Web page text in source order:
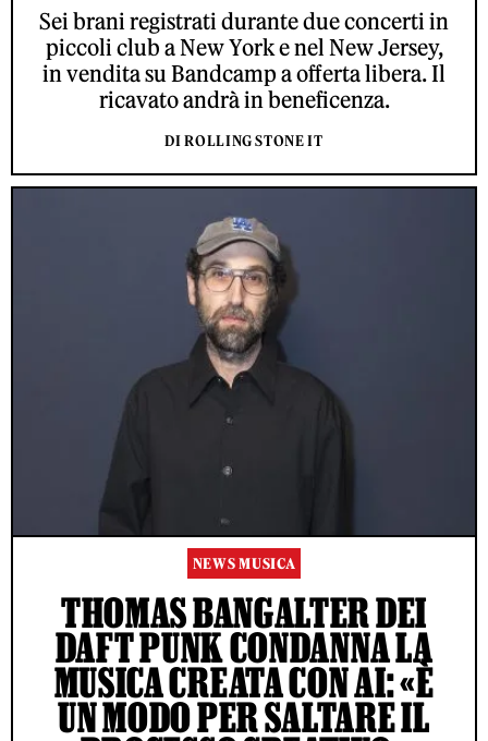
Sei brani registrati durante due concerti in
piccoli club a New York e nel New Jersey,
in vendita su Bandcamp a offerta libera. Il
ricavato andrà in beneficenza.
DI ROLLING STONE IT
NEWS MUSICA
THOMAS BANGALTER DEI
DAFT PUNK CONDANNA LA
MUSICA CREATA CON AI: «È
UN MODO PER SALTARE IL